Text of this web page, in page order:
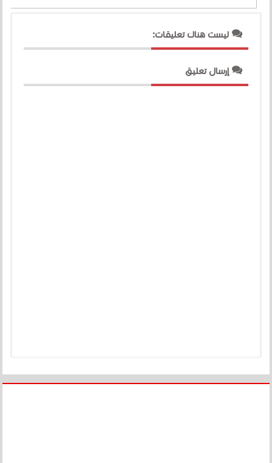
ليست هناك تعليقات:
إرسال تعليق